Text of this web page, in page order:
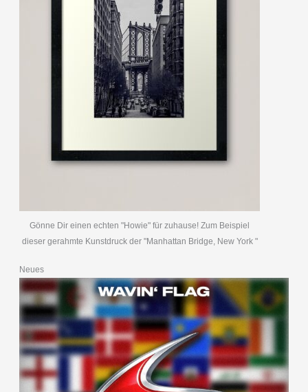
Gönne Dir einen echten "Howie" für zuhause! Zum Beispiel
dieser gerahmte Kunstdruck der "Manhattan Bridge, New York "
Neues